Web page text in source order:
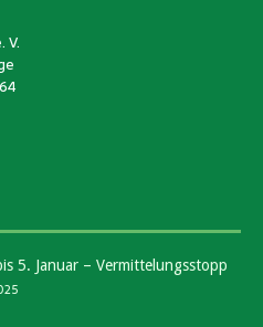
V.
5. Januar – Vermittelungsstopp